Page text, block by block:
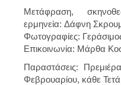
Μετάφραση,
ερμηνεία: Δάφνη
Φωτογραφίες:
Επικοινωνία: Μάρθα
Παραστάσεις:
Φεβρουαρίου, κάθε